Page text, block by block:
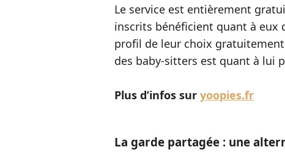
Le service est entièrement
inscrits bénéficient quant à eux
profil de leur choix
des baby-sitters est quant à lui
Plus d’infos sur yoopies.fr
La garde partagée : une